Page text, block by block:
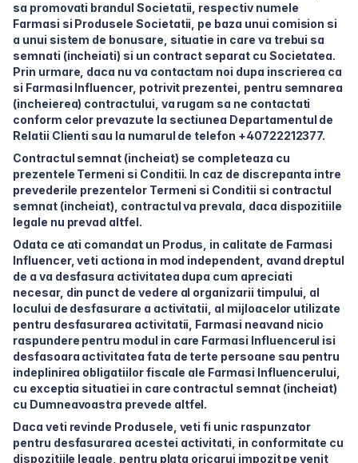
sa promovati brandul Societatii, respectiv numele
Farmasi si Produsele Societatii, pe baza unui comision si
a unui sistem de bonusare, situatie in care va trebui sa
semnati (incheiati) si un contract separat cu Societatea.
Prin urmare, daca nu va contactam noi dupa inscrierea ca
si Farmasi Influencer, potrivit prezentei, pentru semnarea
(incheierea) contractului, va rugam sa ne contactati
conform celor prevazute la sectiunea Departamentul de
Relatii Clienti sau la numarul de telefon +40722212377.
Contractul semnat (incheiat) se completeaza cu
prezentele Termeni si Conditii. In caz de discrepanta intre
prevederile prezentelor Termeni si Conditii si contractul
semnat (incheiat), contractul va prevala, daca dispozitiile
legale nu prevad altfel.
Odata ce ati comandat un Produs, in calitate de Farmasi
Influencer, veti actiona in mod independent, avand dreptul
de a va desfasura activitatea dupa cum apreciati
necesar, din punct de vedere al organizarii timpului, al
locului de desfasurare a activitatii, al mijloacelor utilizate
pentru desfasurarea activitatii, Farmasi neavand nicio
raspundere pentru modul in care Farmasi Influencerul isi
desfasoara activitatea fata de terte persoane sau pentru
indeplinirea obligatiilor fiscale ale Farmasi Influencerului,
cu exceptia situatiei in care contractul semnat (incheiat)
cu Dumneavoastra prevede altfel.
Daca veti revinde Produsele, veti fi unic raspunzator
pentru desfasurarea acestei activitati, in conformitate cu
dispozitiile legale, pentru plata oricarui impozit pe venit